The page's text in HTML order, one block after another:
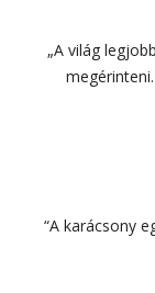
„A világ
“A karácsony